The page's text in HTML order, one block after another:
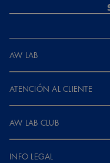
AW LAB
ATENCIÓN AL CLIENTE
AW LAB CLUB
INFO LEGAL